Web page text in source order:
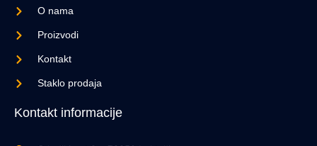
O nama
Proizvodi
Kontakt
Staklo prodaja
Kontakt informacije